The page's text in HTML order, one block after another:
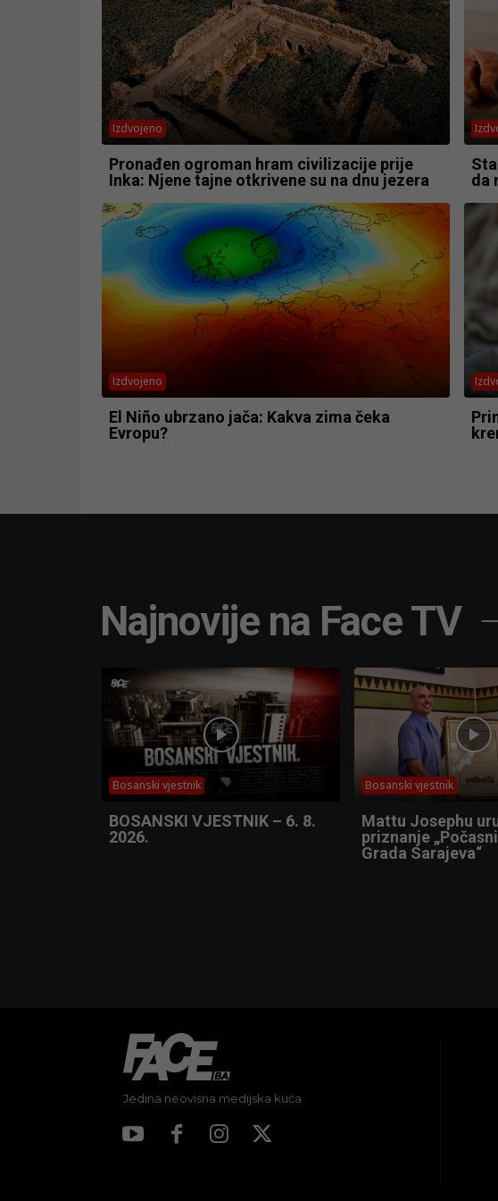
Izdvojeno
Pronađen ogroman hram civilizacije prije
Inka: Njene tajne otkrivene su na dnu jezera
da
Izdvojeno
El Niño ubrzano jača: Kakva zima čeka
Evropu?
Najnovije na Face TV
Bosanski vjestnik
BOSANSKI VJESTNIK – 6. 8.
2026.
Bosanski vjestnik
Mattu Josephu
priznanje
Grada Sarajeva“
Jedina neovisna medijska kuća